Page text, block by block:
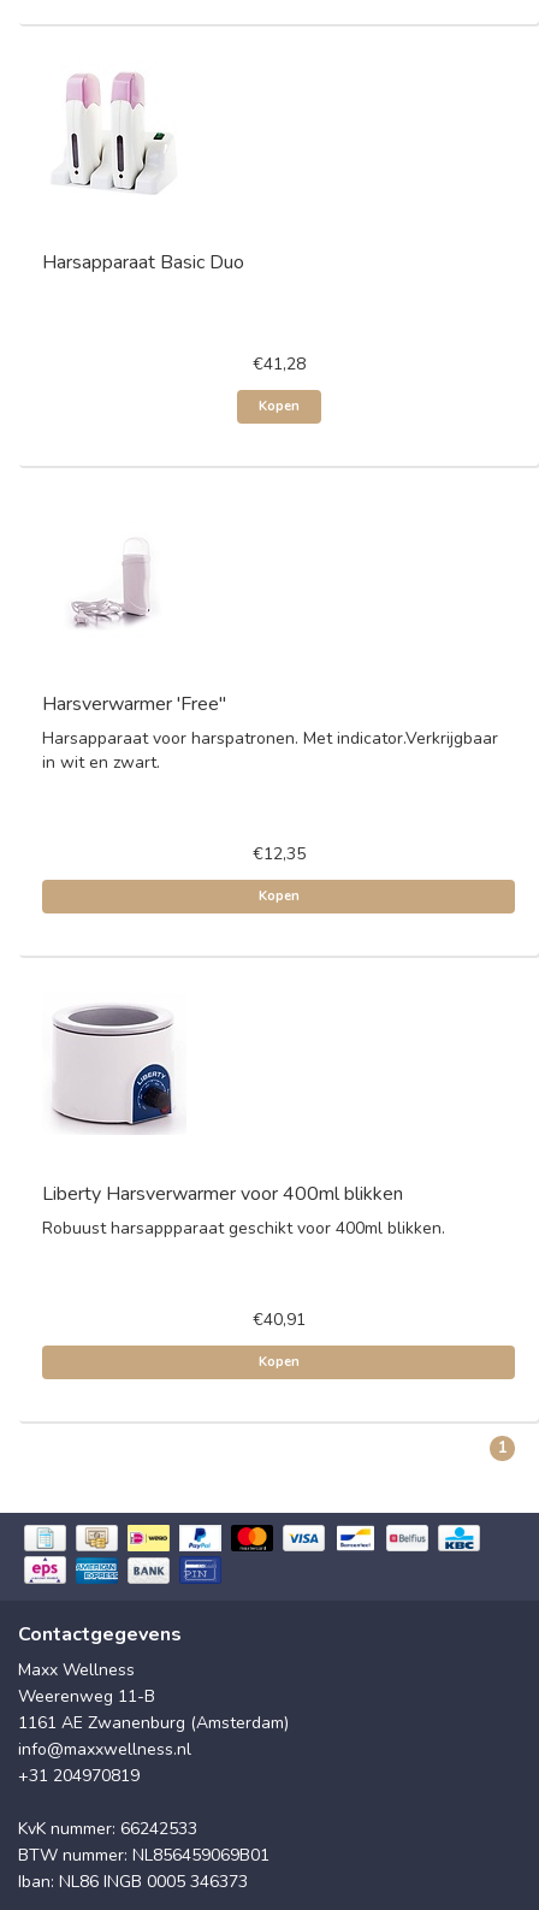
Harsapparaat Basic Duo
€41,28
Kopen
Harsverwarmer 'Free"
Harsapparaat voor harspatronen. Met indicator.Verkrijgbaar
in wit en zwart.
€12,35
Kopen
Liberty Harsverwarmer voor 400ml blikken
Robuust harsappparaat geschikt voor 400ml blikken.
€40,91
Kopen
1
Contactgegevens
Maxx Wellness
Weerenweg 11-B
1161 AE Zwanenburg (Amsterdam)
info@maxxwellness.nl
+31 204970819
KvK nummer: 66242533
BTW nummer: NL856459069B01
Iban: NL86 INGB 0005 346373